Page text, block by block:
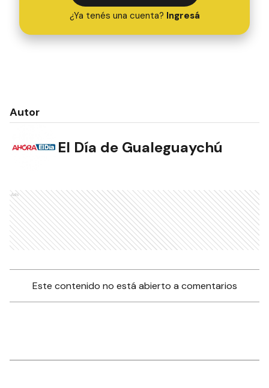
¿Ya tenés una cuenta? Ingresá
Autor
El Día de Gualeguaychú
Ads
Este contenido no está abierto a comentarios